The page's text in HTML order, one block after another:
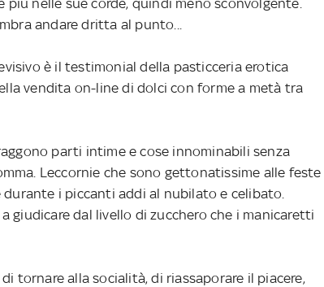
andare dritta al punto...
è il testimonial della pasticceria erotica
vendita on-line di dolci con forme a metà tra
parti intime e cose innominabili senza
Leccornie che sono gettonatissime alle feste
durante i piccanti addi al nubilato e celibato.
giudicare dal livello di zucchero che i manicaretti
tornare alla socialità, di riassaporare il piacere,